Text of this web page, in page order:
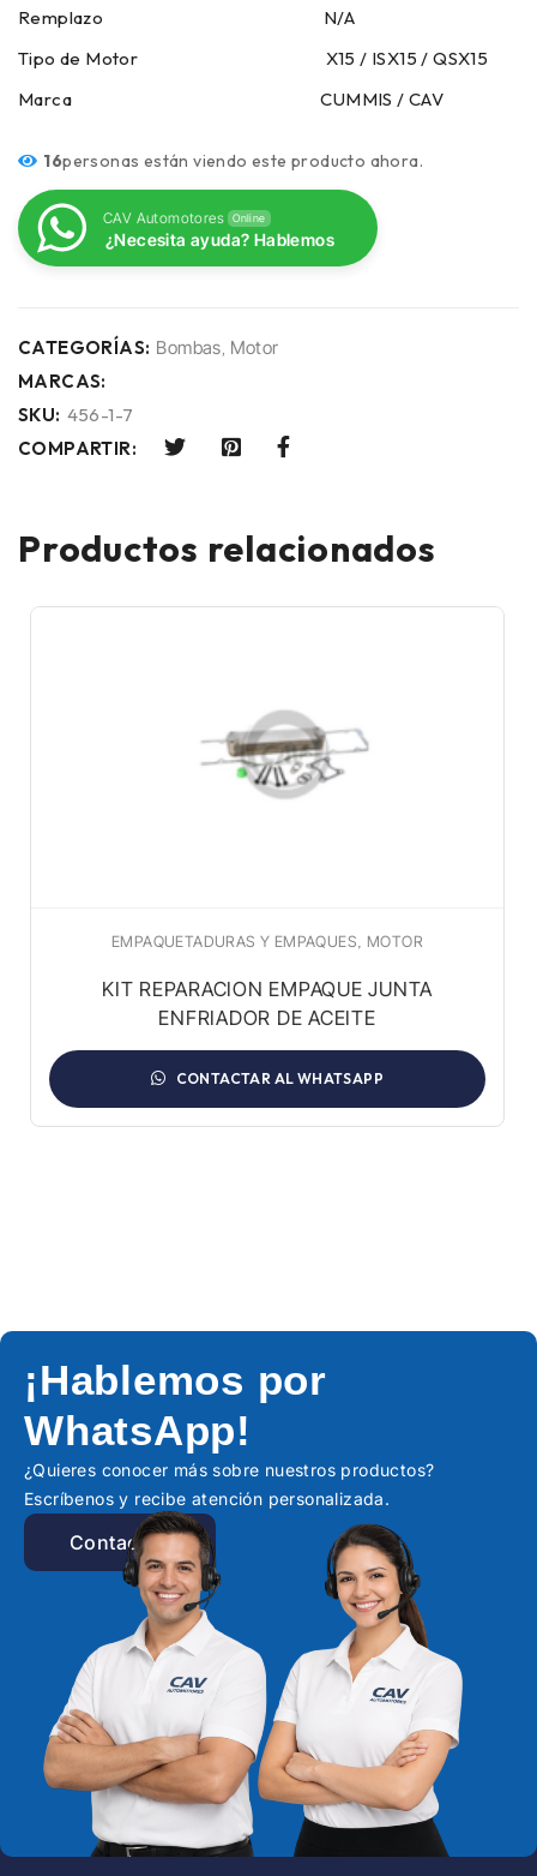
Remplazo N/A
Tipo de Motor X15 / ISX15 / QSX15
Marca CUMMIS / CAV
16personas están viendo este producto ahora.
CAV Automotores Online
¿Necesita ayuda? Hablemos
CATEGORÍAS: Bombas Motor
MARCAS:
SKU: 456-1-7
COMPARTIR:
Productos relacionados
EMPAQUETADURAS Y EMPAQUES MOTOR
KIT REPARACION EMPAQUE JUNTA
ENFRIADOR DE ACEITE
CONTACTAR AL WHATSAPP
¡Hablemos por
WhatsApp!
¿Quieres conocer más sobre nuestros productos?
Escríbenos y recibe atención personalizada.
Contactar!